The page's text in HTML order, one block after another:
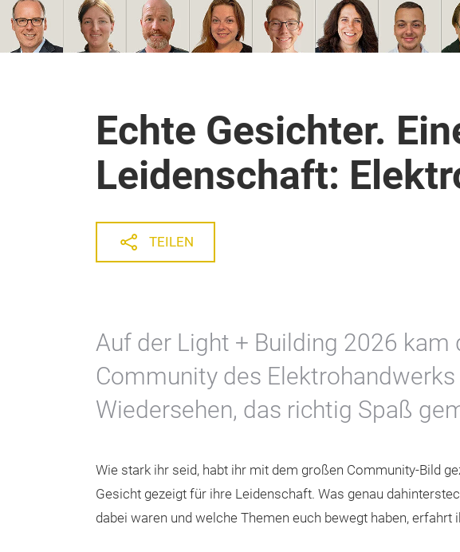
Echte Gesichter.
Leidenschaft:
TEILEN
Auf der Light + Building 2026 kam
Community des
Wiedersehen, das richtig Spaß
Wie stark ihr seid, habt ihr mit dem großen Community-Bild
Gesicht gezeigt für ihre Leidenschaft. Was genau
dabei waren und welche Themen euch bewegt haben, erfahrt